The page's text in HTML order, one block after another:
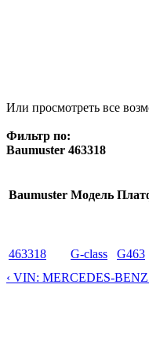
Или просмотреть все
Фильтр по:
Baumuster 463318
Baumuster Модель
463318
G-class G463
‹ VIN: MERCEDES-